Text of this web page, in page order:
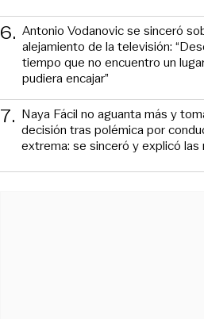
6. Antonio Vodanovic se sinceró
alejamiento de la televisión:
tiempo que no encuentro un
pudiera encajar”
7. Naya Fácil no aguanta más y
decisión tras polémica por
extrema: se sinceró y explicó las